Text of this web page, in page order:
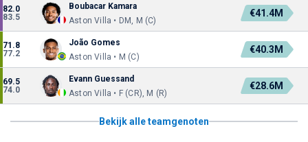
82.0
83.5
Boubacar Kamara
Aston Villa • DM, M (C)
€41.4M
71.8
77.2
João Gomes
Aston Villa • M (C)
€40.3M
69.5
74.0
Evann Guessand
Aston Villa • F (CR), M (R)
€28.6M
Bekijk alle teamgenoten